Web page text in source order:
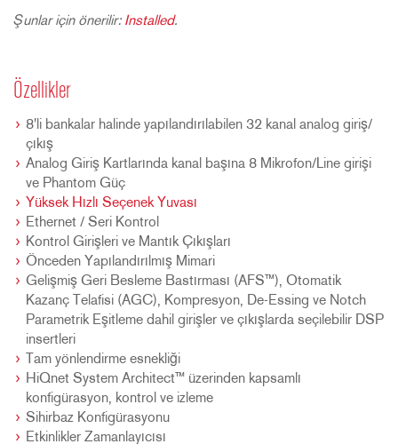
Şunlar için önerilir: Installed.
Özellikler
8'li bankalar halinde yapılandırılabilen 32 kanal analog giriş/
çıkış
Analog Giriş Kartlarında kanal başına 8 Mikrofon/Line girişi
ve Phantom Güç
Yüksek Hızlı Seçenek Yuvası
Ethernet / Seri Kontrol
Kontrol Girişleri ve Mantık Çıkışları
Önceden Yapılandırılmış Mimari
Gelişmiş Geri Besleme Bastırması (AFS™), Otomatik
Kazanç Telafisi (AGC), Kompresyon, De-Essing ve Notch
Parametrik Eşitleme dahil girişler ve çıkışlarda seçilebilir DSP
insertleri
Tam yönlendirme esnekliği
HiQnet System Architect™ üzerinden kapsamlı
konfigürasyon, kontrol ve izleme
Sihirbaz Konfigürasyonu
Etkinlikler Zamanlayıcısı